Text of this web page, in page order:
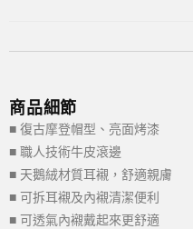
商品細節
■ 復古摩登帽型、亮面烤漆
■ 職人技術牛皮滾邊
■ 天鵝絨材質耳襯，舒適親膚
■ 可拆耳襯及內襯清潔便利
■ 可透氣內襯戴起來更舒適